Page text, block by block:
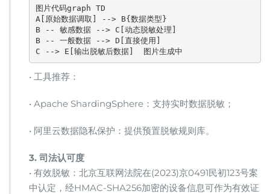
图片代码graph TD
A[原始数据调取] --> B{数据类型}
B -- 敏感数据 --> C[动态脱敏处理]
B -- 一般数据 --> D[直接使用]
C --> E[输出脱敏后数据] 图片生成中
• 工具推荐：
• Apache ShardingSphere：支持实时数据脱敏；
• 阿里云数据隐私保护：提供预置脱敏规则库。
​3. 司法认可度​
• 有效脱敏：北京互联网法院在(2023)京0491民初123号案
中认定，经HMAC-SHA256加密的设备信息可作为有效证